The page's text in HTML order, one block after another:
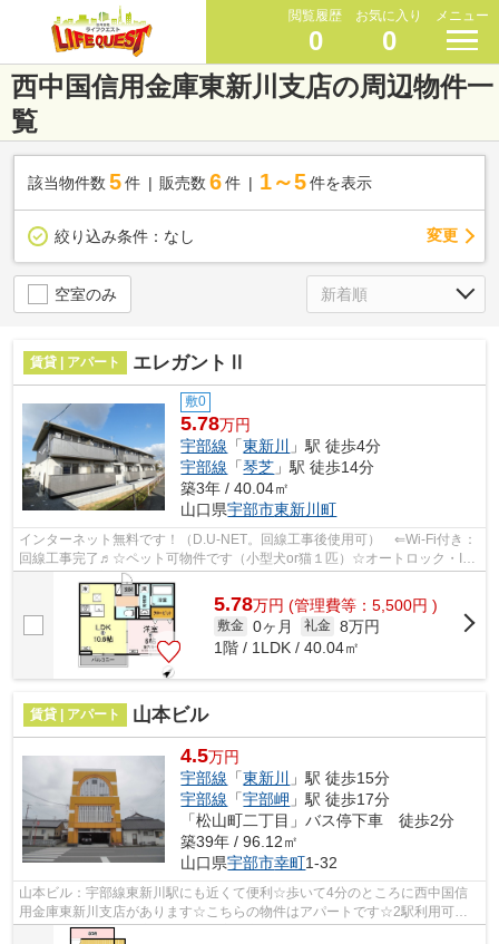
閲覧履歴
0
お気に入り
0
メニュー
西中国信用金庫東新川支店の周辺物件一
覧
該当物件数 5件 販売数 6 件 1～5 件を表示
絞り込み条件： なし 変更
空室のみ
賃貸 | アパート エレガントⅡ
敷0
5.78万円
宇部線 「東新川
」駅 徒歩4分
宇部線 「琴芝 」駅 徒歩14分
築3年 / 40.04㎡
山口県宇部市東新川町
インターネット無料です！（D.U-NET。回線工事後使用可） ⇐Wi-Fi付き：
回線工事完了♬☆ペット可物件です（小型犬or猫１匹）☆オートロック・IC
カードキー・対面システムキッチン・エア...
5.78万円 (管理費等：5,500円 )
敷金 0ヶ月 礼金 8万円
1階 / 1LDK / 40.04㎡
賃貸 | アパート 山本ビル
4.5万円
宇部線 「東新川
」駅 徒歩15分
宇部線 「宇部岬 」駅 徒歩17分
「松山町二丁目」バス停下車 徒歩2分
築39年 / 96.12㎡
山口県宇部市幸町1-32
山本ビル：宇部線東新川駅にも近くて便利☆歩いて4分のところに西中国信
用金庫東新川支店があります☆こちらの物件はアパートです☆2駅利用可能
な物件で移動範囲が広がります☆宇部市エリ...